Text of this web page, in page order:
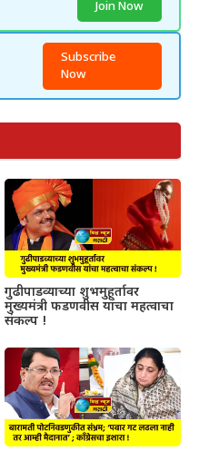
Join Now
Subscribe
Now
गुढीपाडव्याच्या शुभमुहूर्तावर
मुख्यमंत्री फडणवीस यांचा महत्वाचा
संकल्प !